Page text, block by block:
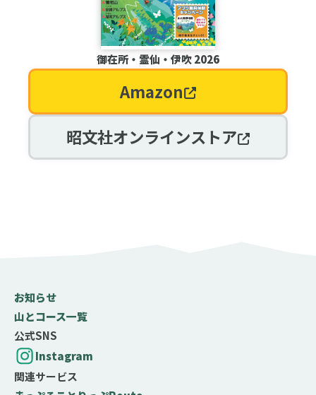
御在所・霊仙・伊吹 2026
Amazon
昭文社オンラインストア
お知らせ
山とコース一覧
公式SNS
Instagram
関連サービス